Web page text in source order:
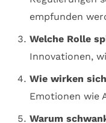
empfunden
Welche Rolle
Innovationen,
Wie wirken
Emotionen wie
Warum